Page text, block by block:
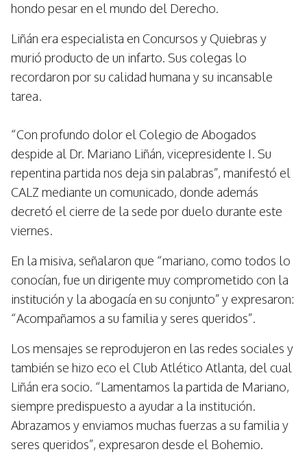
hondo pesar en el mundo del Derecho.
Liñán era especialista en Concursos y Quiebras y
murió producto de un infarto. Sus colegas lo
recordaron por su calidad humana y su incansable
tarea.
“Con profundo dolor el Colegio de Abogados
despide al Dr. Mariano Liñán, vicepresidente I. Su
repentina partida nos deja sin palabras”, manifestó el
CALZ mediante un comunicado, donde además
decretó el cierre de la sede por duelo durante este
viernes.
En la misiva, señalaron que “mariano, como todos lo
conocían, fue un dirigente muy comprometido con la
institución y la abogacía en su conjunto” y expresaron:
“Acompañamos a su familia y seres queridos”.
Los mensajes se reprodujeron en las redes sociales y
también se hizo eco el Club Atlético Atlanta, del cual
Liñán era socio. “Lamentamos la partida de Mariano,
siempre predispuesto a ayudar a la institución.
Abrazamos y enviamos muchas fuerzas a su familia y
seres queridos”, expresaron desde el Bohemio.